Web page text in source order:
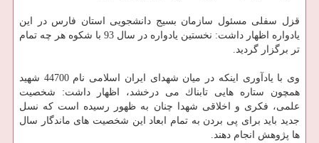
قزل سفلی مسئول سازمان بسیج دانشجویی استان فارس در این
یادواره اظهار داشت: نخستین یادواره در سال 93 با شكوه هر چه تمام
تر برگزار گردید.
وی با یادآوری اینكه در میان شهدای ایران اسلامی نام 44700 شهید
همچون ستاره هایی تابناك می درخشد، اظهار داشت: شخصیت
علمی، فكری و اخلاقی شهدا چنان به ظهور رسیده است كه نسل
جدید باید برای پی بردن به تمام ابعاد این شخصیت های ماندگار سال
ها پژوهش انجام دهند.